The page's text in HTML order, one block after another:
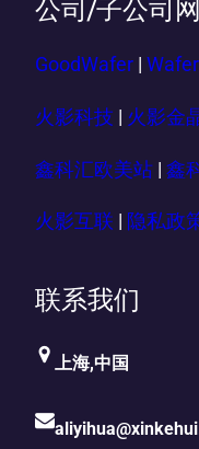
公司/子公司
GoodWafer
火影科技 火影金
鑫科汇欧美站 | 鑫
火影互联 隐私政
联系我们
上海,中国